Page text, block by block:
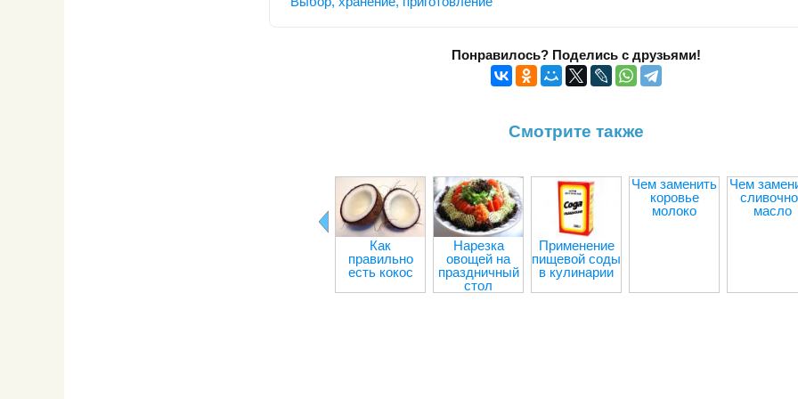
Понравилось? Поделись с друзьями!
Смотрите также
Как
правильно
есть кокос
Нарезка
овощей на
праздничный
стол
Применение
пищевой соды
в кулинарии
Чем заменить
коровье
молоко
Чем
масло